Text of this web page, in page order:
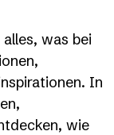
alles, was bei
In
wie